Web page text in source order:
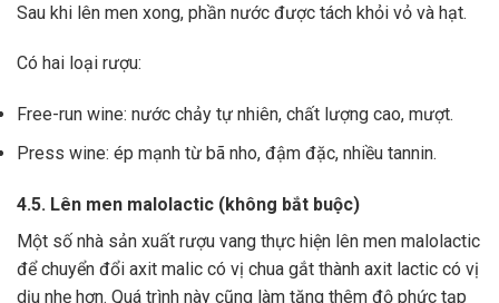
Sau khi lên men xong, phần nước được tách khỏi vỏ và hạt.
Có hai loại rượu:
Free-run wine: nước chảy tự nhiên, chất lượng cao, mượt.
Press wine: ép mạnh từ bã nho, đậm đặc, nhiều tannin.
4.5. Lên men malolactic (không bắt buộc)
Một số nhà sản xuất rượu vang thực hiện lên men malolactic
để chuyển đổi axit malic có vị chua gắt thành axit lactic có vị
dịu nhẹ hơn. Quá trình này cũng làm tăng thêm độ phức tạp